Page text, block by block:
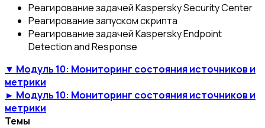
Реагирование задачей Kaspersky Security Center
Реагирование запуском скрипта
Реагирование задачей Kaspersky Endpoint
Detection and Response
▼ Модуль 10: Мониторинг состояния источников и
метрики
► Модуль 10: Мониторинг состояния источников и
метрики
Темы